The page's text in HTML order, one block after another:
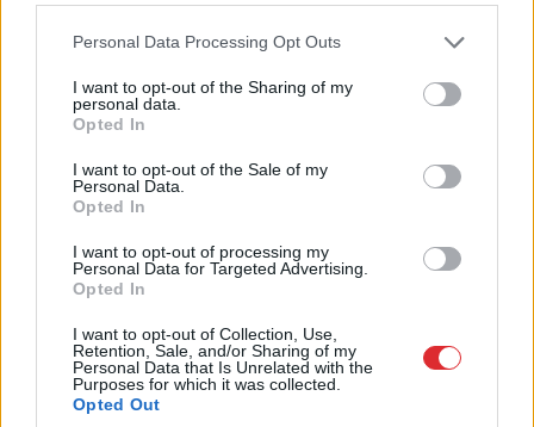
Please note that this website/app uses one or more Google
not limited to your visit or usage behaviour. You may click to
grant or deny consent to Google and its third-party tags to
use your data for below specified purposes in below Google
consent section.
Personal Data Processing Opt Outs
I want to opt-out of the Sharing of my
personal data.
Opted In
I want to opt-out of the Sale of my
Personal Data.
Opted In
I want to opt-out of processing my
Personal Data for Targeted Advertising.
Opted In
I want to opt-out of Collection, Use,
Retention, Sale, and/or Sharing of my
Personal Data that Is Unrelated with the
Purposes for which it was collected.
Opted Out
TESTS.Vai tu esi gudrāks
par ChatGPT? 99% cilvēku
“iesprūst” 5. jautājumā